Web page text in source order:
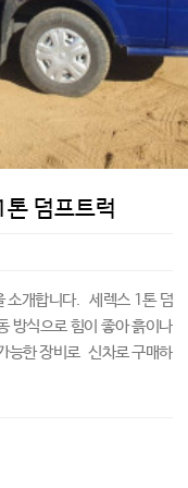
덤프트럭
소개합니다. 세렉스 1톤 덤
방식으로 힘이 좋아 흙이나
능한 장비로 신차로 구매하